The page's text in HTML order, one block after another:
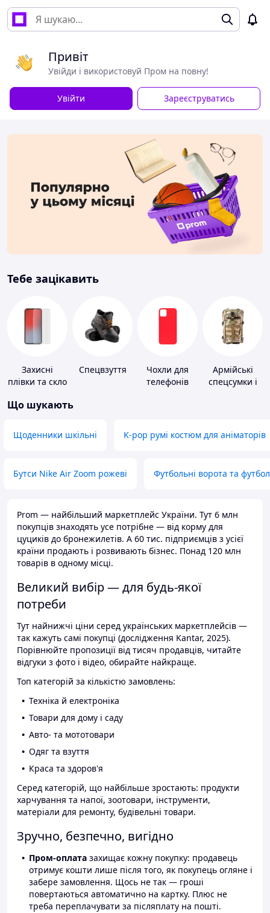
Привіт
Увійди і використовуй Пром на повну!
Увійти Зареєструватись
Тебе зацікавить
Захисні
плівки та скло
портативних
Спецвзуття
Чохли для
телефонів
Армійські
спецсумки і
Що шукають
Щоденники шкільні K-pop румі костюм для аніматорів
Бутси Nike Air Zoom рожеві Футбольні ворота та
Prom — найбільший маркетплейс України. Тут 6 млн
покупців знаходять усе потрібне — від корму для
цуциків до бронежилетів. А 60 тис. підприємців з усієї
країни продають і розвивають бізнес. Понад 120 млн
товарів в одному місці.
Великий вибір — для будь-якої
потреби
Тут найнижчі ціни серед українських маркетплейсів —
так кажуть самі покупці (дослідження Kantar, 2025).
Порівнюйте пропозиції від тисяч продавців, читайте
відгуки з фото і відео, обирайте найкраще.
Топ категорій за кількістю замовлень:
Техніка й електроніка
Товари для дому і саду
Авто- та мототовари
Одяг та взуття
Краса та здоров'я
Серед категорій, що найбільше зростають: продукти
харчування та напої, зоотовари, інструменти,
матеріали для ремонту, будівельні товари.
Зручно, безпечно, вигідно
Пром-оплата захищає кожну покупку: продавець
отримує кошти лише після того, як покупець огляне і
забере замовлення. Щось не так — гроші
повертаються автоматично на картку. Плюс не
треба переплачувати за післяплату на пошті.